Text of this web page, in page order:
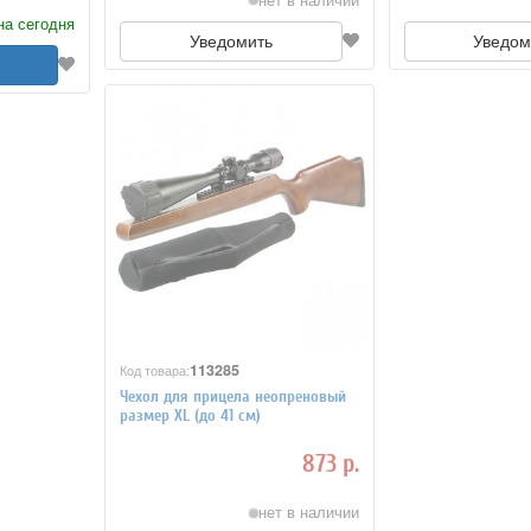
сегодня
Уведомить
Код товара:113285
Чехол для прицела неопреновый
размер XL (до 41 см)
873 р.
нет в наличии